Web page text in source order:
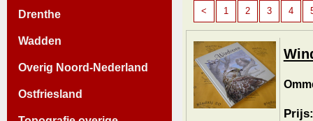
Drenthe
Wadden
Overig Noord-Nederland
Ostfriesland
< 1 2 3 4